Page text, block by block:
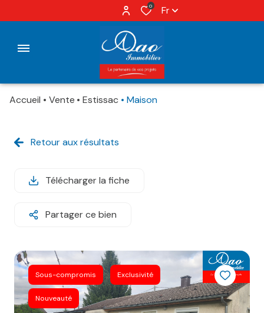
0 Fr
Vendus
Immobilier
Ventes
Nos
Agences
Blog
Enchères
Accueil Vente Estissac Maison
Retour aux résultats
Télécharger la fiche
Partager ce bien
Sous-compromis Exclusivité
Nouveauté